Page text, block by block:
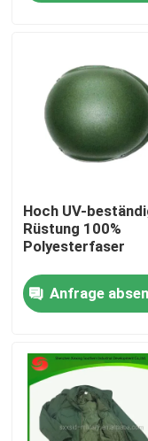
Über uns
Militärische
Militärische
Hoch UV-
Rüstung 100%
Polyesterfaser
Anfrage